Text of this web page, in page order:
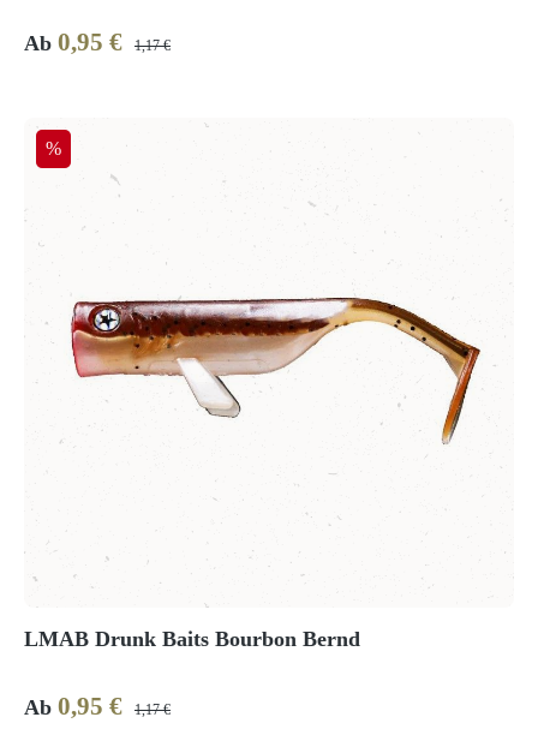
Verkaufspreis:
Ab 0,95 € Regulärer Preis:
1,17 €
Rabatt
%
LMAB Drunk Baits Bourbon Bernd
Verkaufspreis:
Ab 0,95 € Regulärer Preis:
1,17 €